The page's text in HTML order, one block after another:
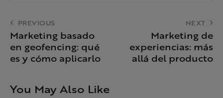
PREVIOUS
Marketing basado
en geofencing: qué
es y cómo aplicarlo
NEXT
Marketing de
experiencias: más
allá del producto
You May Also Like